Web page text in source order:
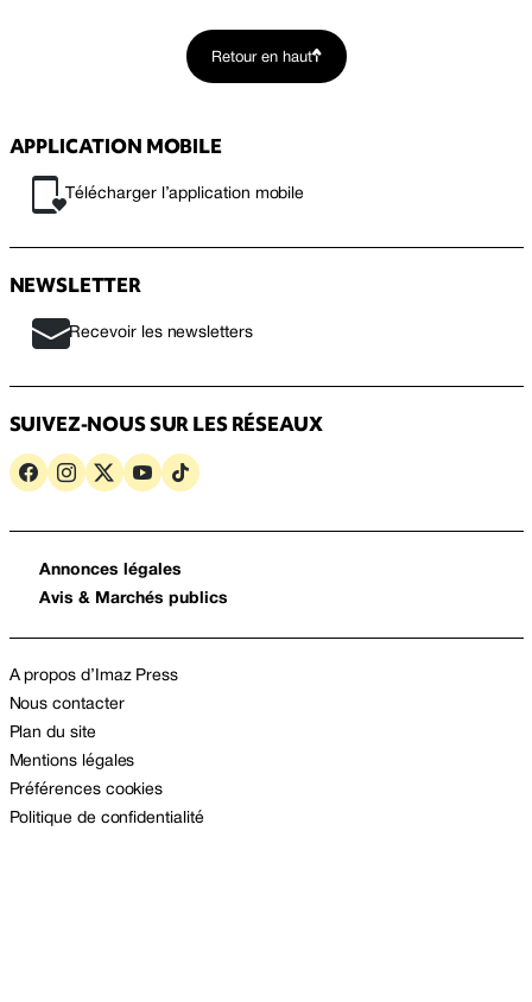
Retour en haut
APPLICATION MOBILE
Télécharger l’application mobile
NEWSLETTER
Recevoir les newsletters
SUIVEZ-NOUS SUR LES RÉSEAUX
Annonces légales
Avis & Marchés publics
A propos d’Imaz Press
Nous contacter
Plan du site
Mentions légales
Préférences cookies
Politique de confidentialité